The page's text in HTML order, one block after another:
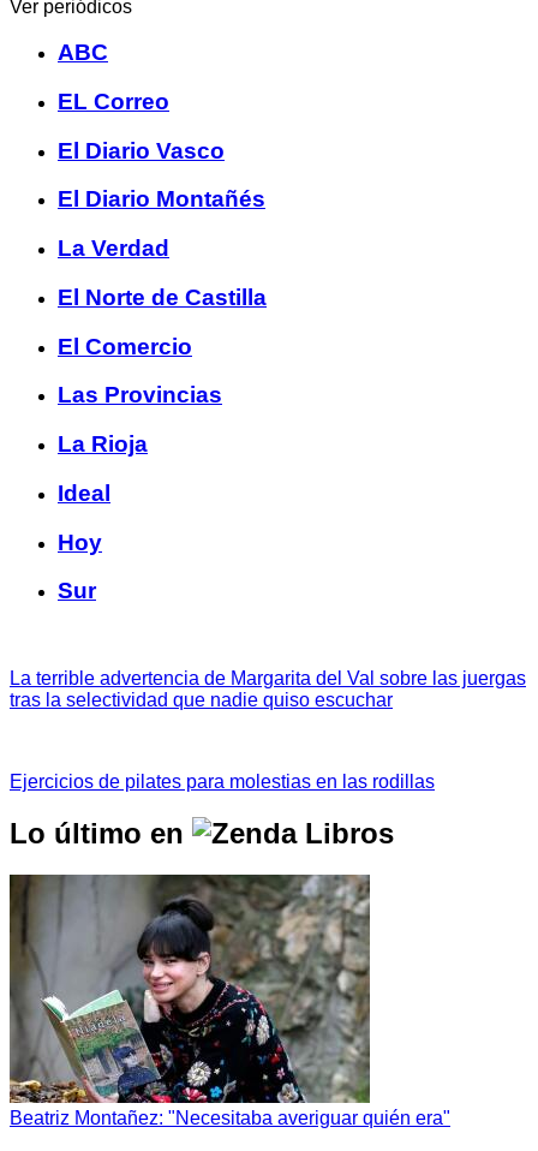
Ver periódicos
ABC
EL Correo
El Diario Vasco
El Diario Montañés
La Verdad
El Norte de Castilla
El Comercio
Las Provincias
La Rioja
Ideal
Hoy
Sur
La terrible advertencia de Margarita del Val sobre las juergas
tras la selectividad que nadie quiso escuchar
Ejercicios de pilates para molestias en las rodillas
Lo último en
Beatriz Montañez: "Necesitaba averiguar quién era"